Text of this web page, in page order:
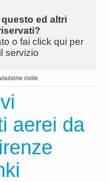
ed altri
o fai click qui per
servizio
civile
aerei da